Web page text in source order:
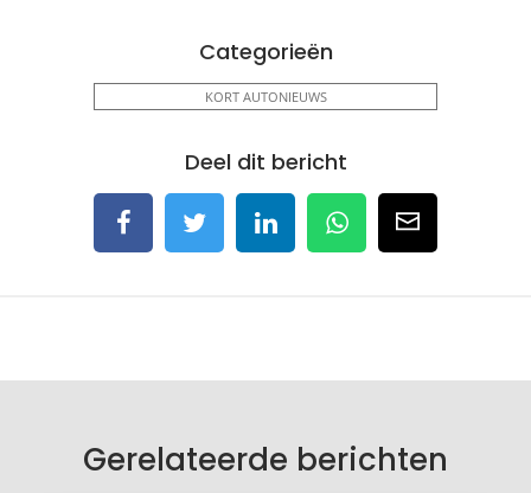
Categorieën
KORT AUTONIEUWS
Deel dit bericht
Gerelateerde berichten